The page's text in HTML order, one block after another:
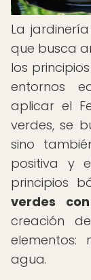
La
que busca
los
entornos
aplicar el
verdes, se
sino
positiva y
principios
verdes
creación
agua.